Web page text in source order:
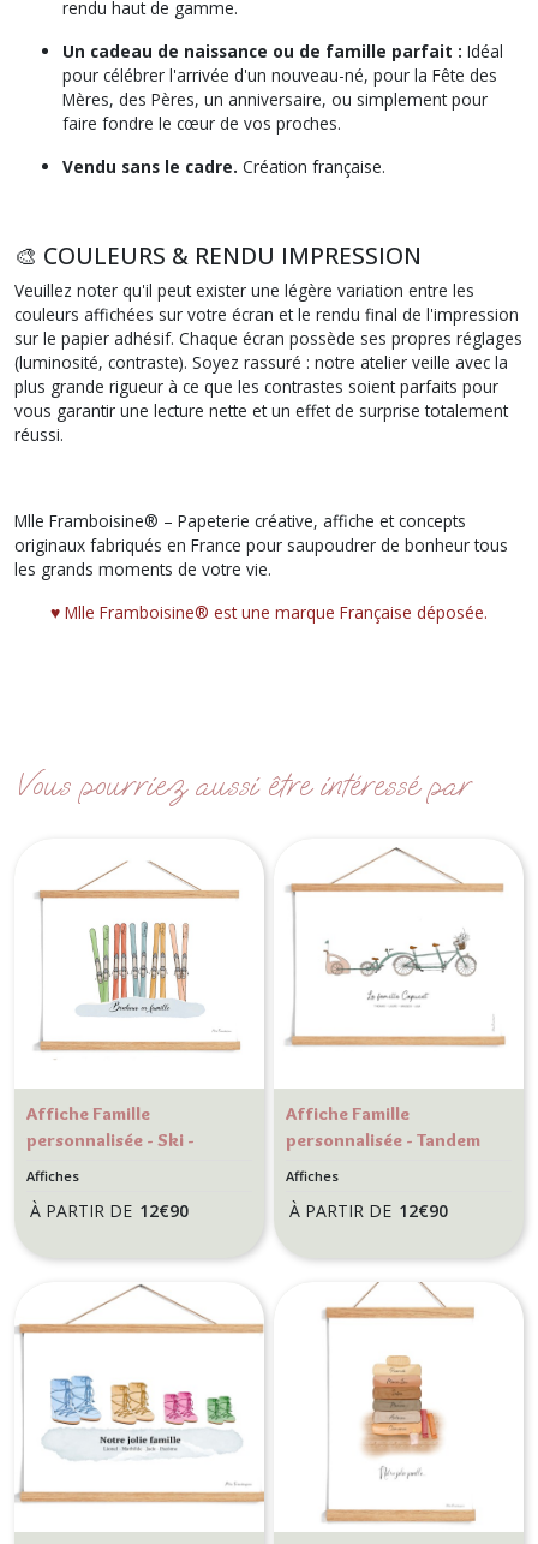
rendu haut de gamme.
Un cadeau de naissance ou de famille parfait : Idéal
pour célébrer l'arrivée d'un nouveau-né, pour la Fête des
Mères, des Pères, un anniversaire, ou simplement pour
faire fondre le cœur de vos proches.
Vendu sans le cadre. Création française.
🎨 COULEURS & RENDU IMPRESSION
Veuillez noter qu'il peut exister une légère variation entre les
couleurs affichées sur votre écran et le rendu final de l'impression
sur le papier adhésif. Chaque écran possède ses propres réglages
(luminosité, contraste). Soyez rassuré : notre atelier veille avec la
plus grande rigueur à ce que les contrastes soient parfaits pour
vous garantir une lecture nette et un effet de surprise totalement
réussi.
Mlle Framboisine® – Papeterie créative, affiche et concepts
originaux fabriqués en France pour saupoudrer de bonheur tous
les grands moments de votre vie.
♥︎ Mlle Framboisine® est une marque Française déposée.
Vous pourriez aussi être intéressé par
Affiche Famille
personnalisée - Ski -
Décoration murale
Affiches
À PARTIR DE 12€90
Affiche Famille
personnalisée - Tandem
vélo - Décoration murale
Affiches
À PARTIR DE 12€90